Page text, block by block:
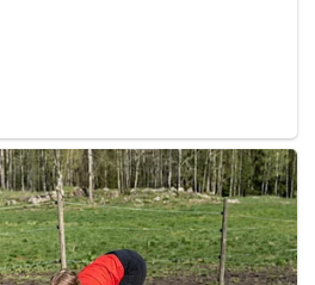
empat mata antara kedua-
mesyuarat delegasi dari Malaysia
dua perdana menteri